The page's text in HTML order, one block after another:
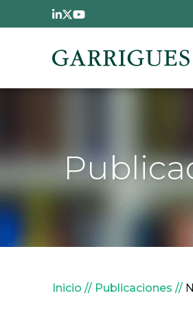
Pasar al contenido principal
Sobrescribir
Inicio Publicaciones